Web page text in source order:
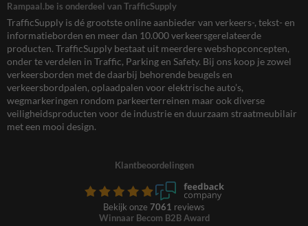
Rampaal.be is onderdeel van TrafficSupply
TrafficSupply is dé grootste online aanbieder van verkeers-, tekst- en
informatieborden en meer dan 10.000 verkeersgerelateerde
producten. TrafficSupply bestaat uit meerdere webshopconcepten,
onder te verdelen in Traffic, Parking en Safety. Bij ons koop je zowel
verkeersborden met de daarbij behorende beugels en
verkeersbordpalen, oplaadpalen voor elektrische auto’s,
wegmarkeringen rondom parkeerterreinen maar ook diverse
veiligheidsproducten voor de industrie en duurzaam straatmeubilair
met een mooi design.
Klantbeoordelingen
Bekijk onze 7061 reviews
Winnaar Becom B2B Award